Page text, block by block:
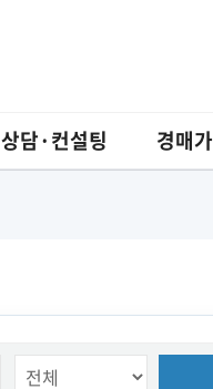
상담·컨설팅 경매